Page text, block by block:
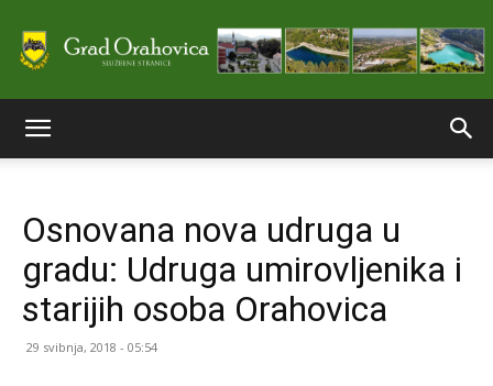
stranice
Grada
Osnovana nova udruga u
gradu: Udruga umirovljenika i
starijih osoba Orahovica
29 svibnja, 2018 - 05:54